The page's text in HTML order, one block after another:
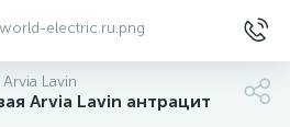
Arvia Lavin
Arvia Lavin антрацит